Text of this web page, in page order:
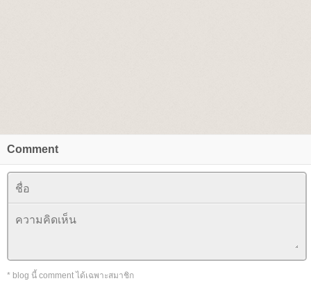
Comment
* blog นี้ comment ได้เฉพาะสมาชิก